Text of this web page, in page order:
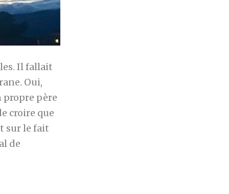
Il fallait
Oui,
propre père
croire que
sur le fait
de